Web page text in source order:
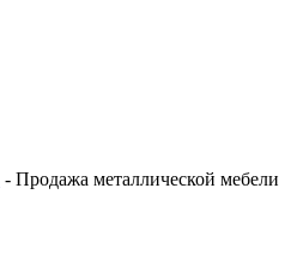
- Продажа металлической мебели